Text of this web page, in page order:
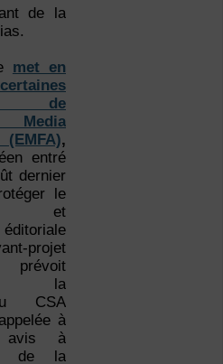
de la
met en
de
Media
,
entré
dernier
le
et
projet
la
CSA
à
avis à
de la